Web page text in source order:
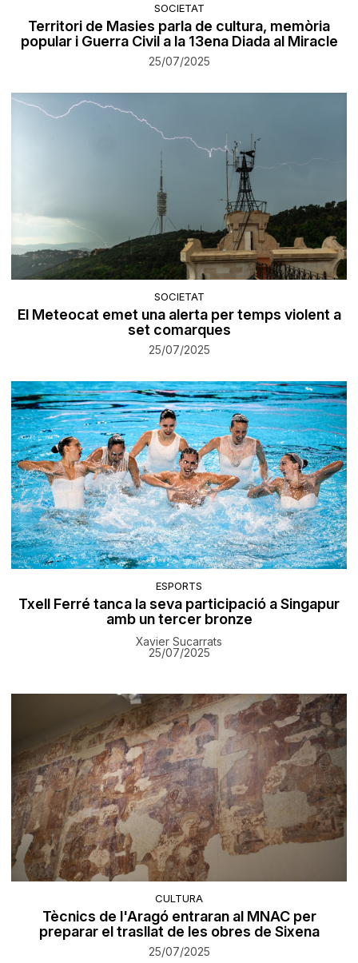
SOCIETAT
Territori de Masies parla de cultura, memòria
popular i Guerra Civil a la 13ena Diada al Miracle
25/07/2025
SOCIETAT
El Meteocat emet una alerta per temps violent a
set comarques
25/07/2025
ESPORTS
Txell Ferré tanca la seva participació a Singapur
amb un tercer bronze
Xavier Sucarrats
25/07/2025
CULTURA
Tècnics de l'Aragó entraran al MNAC per
preparar el trasllat de les obres de Sixena
25/07/2025